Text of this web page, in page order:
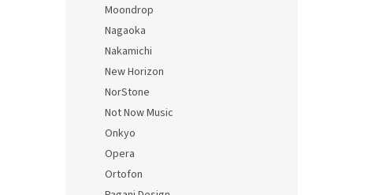
Moondrop
Nagaoka
Nakamichi
New Horizon
NorStone
Not Now Music
Onkyo
Opera
Ortofon